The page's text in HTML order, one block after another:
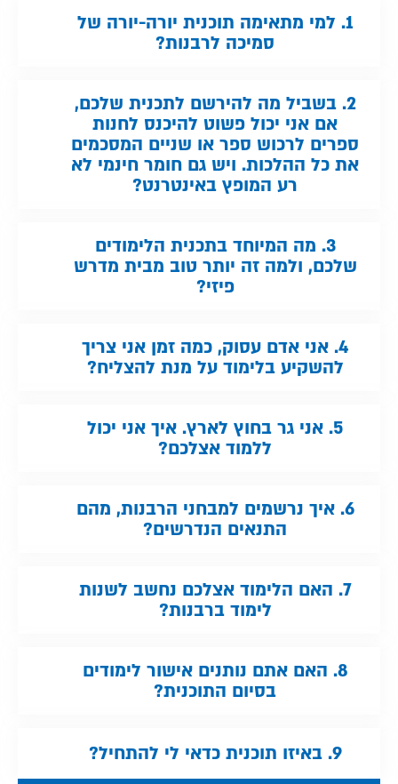
1. למי מתאימה תוכנית יורה-יורה של
סמיכה לרבנות?
2. בשביל מה להירשם לתכנית שלכם,
אם אני יכול פשוט להיכנס לחנות
ספרים לרכוש ספר או שניים המסכמים
את כל ההלכות. ויש גם חומר חינמי לא
רע המופץ באינטרנט?
3. מה המיוחד בתכנית הלימודים
שלכם, ולמה זה יותר טוב מבית מדרש
פיזי?
4. אני אדם עסוק, כמה זמן אני צריך
להשקיע בלימוד על מנת להצליח?
5. אני גר בחוץ לארץ. איך אני יכול
ללמוד אצלכם?
6. איך נרשמים למבחני הרבנות, מהם
התנאים הנדרשים?
7. האם הלימוד אצלכם נחשב לשנות
לימוד ברבנות?
8. האם אתם נותנים אישור לימודים
בסיום התוכנית?
9. באיזו תוכנית כדאי לי להתחיל?